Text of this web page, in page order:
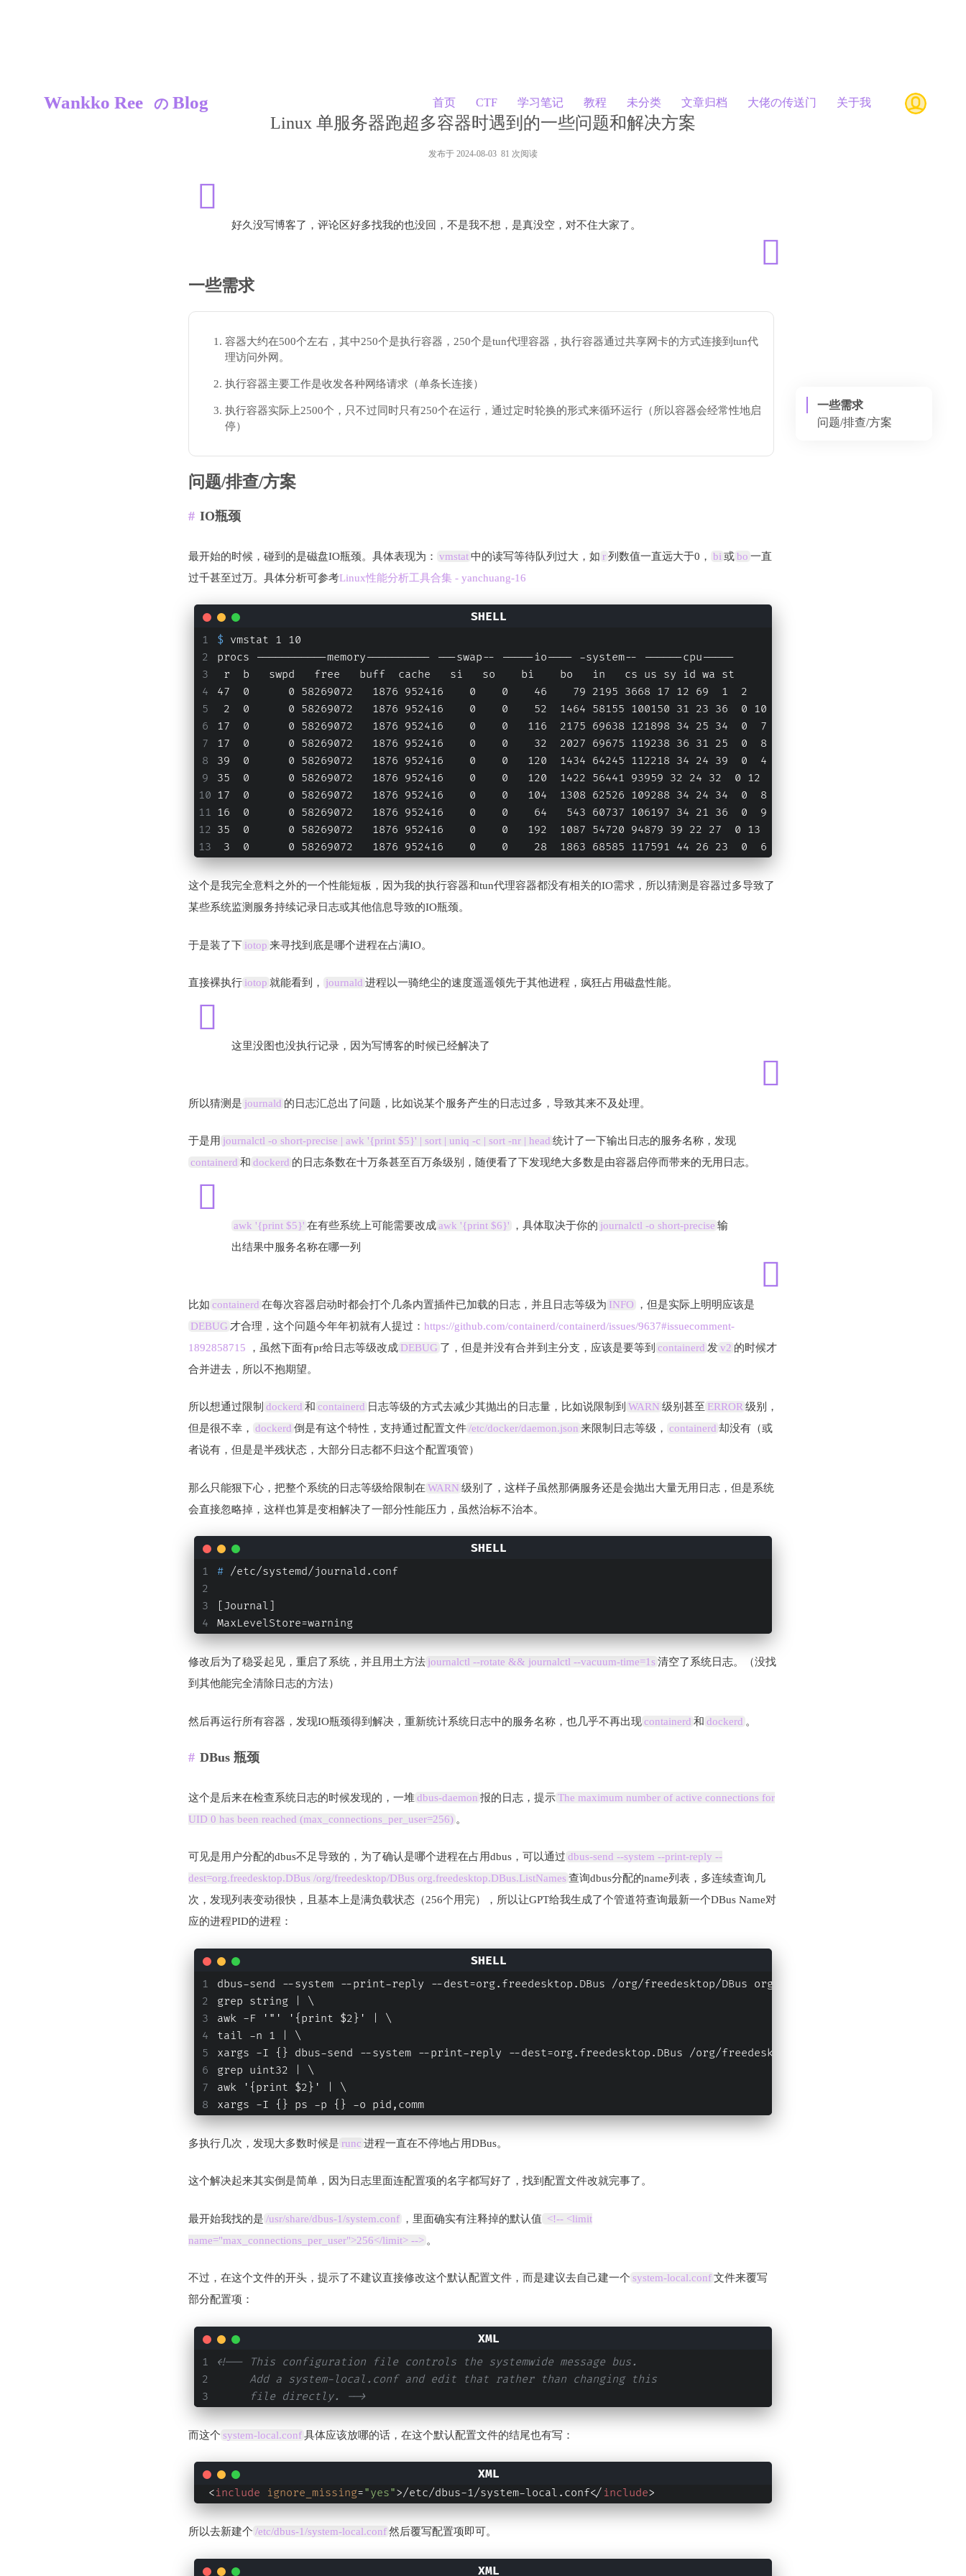
Wankko Ree の Blog 首页 CTF 学习笔记 教程 未分类 文章归档 大佬の传送门 关于我
Linux 单服务器跑超多容器时遇到的一些问题和解决方案
发布于 2024-08-03 81 次阅读
好久没写博客了，评论区好多找我的也没回，不是我不想，是真没空，对不住大家了。
一些需求
容器大约在500个左右，其中250个是执行容器，250个是tun代理容器，执行容器通过共享网卡的方式连接到tun代
理访问外网。
执行容器主要工作是收发各种网络请求（单条长连接）
执行容器实际上2500个，只不过同时只有250个在运行，通过定时轮换的形式来循环运行（所以容器会经常性地启
停）
问题/排查/方案
IO瓶颈
最开始的时候，碰到的是磁盘IO瓶颈。具体表现为： vmstat中的读写等待队列过大，如 r列数值一直远大于0， bi 或bo 一直
过千甚至过万。具体分析可参考Linux性能分析工具合集 - yanchuang-16
$ vmstat 1 10
procs -----------memory---------- ---swap-- -----io---- -system-- ------cpu-----
r  b   swpd   free   buff  cache   si   so    bi    bo   in   cs us sy id wa st
47  0      0 58269072   1876 952416    0    0    46    79 2195 3668 17 12 69  1  2
2  0      0 58269072   1876 952416    0    0    52  1464 58155 100150 31 23 36  0 10
17  0      0 58269072   1876 952416    0    0   116  2175 69638 121898 34 25 34  0  7
17  0      0 58269072   1876 952416    0    0    32  2027 69675 119238 36 31 25  0  8
39  0      0 58269072   1876 952416    0    0   120  1434 64245 112218 34 24 39  0  4
35  0      0 58269072   1876 952416    0    0   120  1422 56441 93959 32 24 32  0 12
17  0      0 58269072   1876 952416    0    0   104  1308 62526 109288 34 24 34  0  8
16  0      0 58269072   1876 952416    0    0    64   543 60737 106197 34 21 36  0  9
35  0      0 58269072   1876 952416    0    0   192  1087 54720 94879 39 22 27  0 13
3  0      0 58269072   1876 952416    0    0    28  1863 68585 117591 44 26 23  0  6
这个是我完全意料之外的一个性能短板，因为我的执行容器和tun代理容器都没有相关的IO需求，所以猜测是容器过多导致了
某些系统监测服务持续记录日志或其他信息导致的IO瓶颈。
于是装了下 iotop 来寻找到底是哪个进程在占满IO。
直接裸执行 iotop 就能看到， journald 进程以一骑绝尘的速度遥遥领先于其他进程，疯狂占用磁盘性能。
这里没图也没执行记录，因为写博客的时候已经解决了
所以猜测是 journald 的日志汇总出了问题，比如说某个服务产生的日志过多，导致其来不及处理。
于是用 journalctl -o short-precise | awk '{print $5}' | sort | uniq -c | sort -nr | head 统计了一下输出日志的服务名称，发现
containerd 和 dockerd 的日志条数在十万条甚至百万条级别，随便看了下发现绝大多数是由容器启停而带来的无用日志。
awk '{print $5}' 在有些系统上可能需要改成awk '{print $6}' ，具体取决于你的 journalctl -o short-precise 输
出结果中服务名称在哪一列
比如 containerd 在每次容器启动时都会打个几条内置插件已加载的日志，并且日志等级为 INFO
，但是实际上明明应该是
DEBUG 才合理，这个问题今年年初就有人提过： https://github.com/containerd/containerd/issues/9637#issuecomment-
1892858715 ，虽然下面有pr给日志等级改成 DEBUG 了，但是并没有合并到主分支，应该是要等到 containerd 发v2 的时候才
合并进去，所以不抱期望。
所以想通过限制 dockerd 和 containerd 日志等级的方式去减少其抛出的日志量，比如说限制到 WARN 级别甚至 ERROR级别，
但是很不幸， dockerd 倒是有这个特性，支持通过配置文件/etc/docker/daemon.json 来限制日志等级， containerd 却没有（或
者说有，但是是半残状态，大部分日志都不归这个配置项管）
那么只能狠下心，把整个系统的日志等级给限制在 WARN 级别了，这样子虽然那俩服务还是会抛出大量无用日志，但是系统
会直接忽略掉，这样也算是变相解决了一部分性能压力，虽然治标不治本。
# /etc/systemd/journald.conf
[Journal]
MaxLevelStore=warning
修改后为了稳妥起见，重启了系统，并且用土方法 journalctl --rotate && journalctl --vacuum-time=1s 清空了系统日志。（没找
到其他能完全清除日志的方法）
然后再运行所有容器，发现IO瓶颈得到解决，重新统计系统日志中的服务名称，也几乎不再出现containerd 和 dockerd 。
DBus 瓶颈
这个是后来在检查系统日志的时候发现的，一堆dbus-daemon 报的日志，提示The maximum number of active connections for
UID 0 has been reached (max_connections_per_user=256) 。
可见是用户分配的dbus不足导致的，为了确认是哪个进程在占用dbus，可以通过 dbus-send --system --print-reply --
dest=org.freedesktop.DBus /org/freedesktop/DBus org.freedesktop.DBus.ListNames 查询dbus分配的name列表，多连续查询几
次，发现列表变动很快，且基本上是满负载状态（256个用完），所以让GPT给我生成了个管道符查询最新一个DBus Name对
应的进程PID的进程：
dbus-send --system --print-reply --dest=org.freedesktop.DBus /org/freedesktop/DBus org.freedesktop.DBus.ListNames
grep string | \
awk -F '"' '{print $2}' | \
tail -n 1 | \
xargs -I {} dbus-send --system --print-reply --dest=org.freedesktop.DBus /org/freedesktop/DBus
grep uint32 | \
awk '{print $2}' | \
xargs -I {} ps -p {} -o pid,comm
多执行几次，发现大多数时候是 runc 进程一直在不停地占用DBus。
这个解决起来其实倒是简单，因为日志里面连配置项的名字都写好了，找到配置文件改就完事了。
最开始我找的是 /usr/share/dbus-1/system.conf ，里面确实有注释掉的默认值 <!-- <limit
name="max_connections_per_user">256</limit> --> 。
不过，在这个文件的开头，提示了不建议直接修改这个默认配置文件，而是建议去自己建一个 system-local.conf文件来覆写
部分配置项：
<!-- This configuration file controls the systemwide message bus.
     Add a system-local.conf and edit that rather than changing this
     file directly. -->
而这个 system-local.conf具体应该放哪的话，在这个默认配置文件的结尾也有写：
<include ignore_missing="yes">/etc/dbus-1/system-local.conf</ include>
所以去新建个 /etc/dbus-1/system-local.conf然后覆写配置项即可。
一些需求
问题/排查/方案